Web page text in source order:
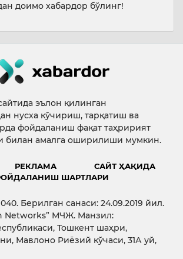
доимо хабардор бўлинг!
эълон қилинган
нусха кўчириш, тарқатиш ва
фойдаланиш фақат таҳририят
билан амалга оширилиши мумкин.
РЕКЛАМА
САЙТ ҲАҚИДА
ШАРТЛАРИ
Берилган санаси: 24.09.2019 йил.
Networks” МЧЖ. Манзил:
Тошкент шаҳри,
Мавлоно Риёзий кўчаси, 31А уй,